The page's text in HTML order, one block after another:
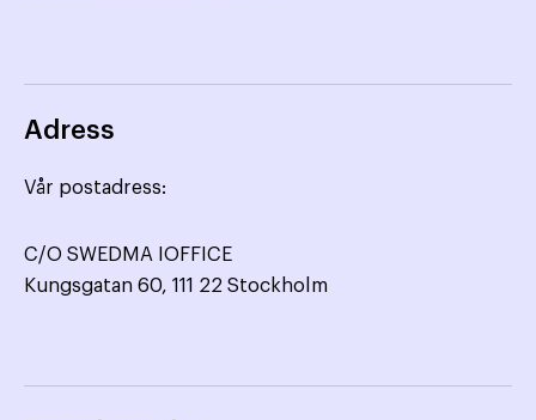
Adress
Vår postadress:
C/O SWEDMA IOFFICE
Kungsgatan 60, 111 22 Stockholm